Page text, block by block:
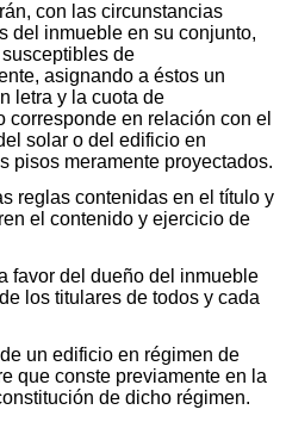
con las circunstancias
del inmueble en su conjunto,
de
asignando a éstos un
letra y la cuota de
corresponde en relación con el
solar o del edificio en
pisos meramente proyectados.
reglas contenidas en el título y
el contenido y ejercicio de
favor del dueño del inmueble
los titulares de todos y cada
un edificio en régimen de
que conste previamente en la
de dicho régimen.